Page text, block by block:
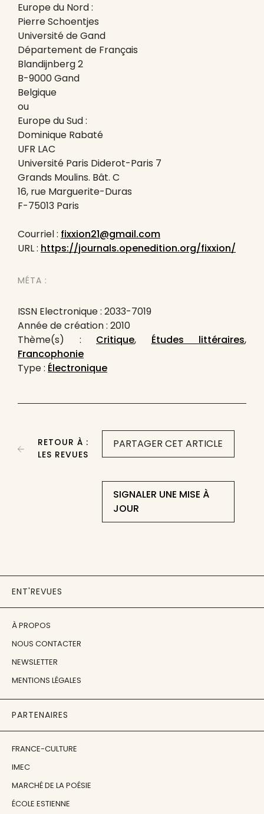
Europe du Nord :
Pierre Schoentjes
Université de Gand
Département de Français
Blandijnberg 2
B-9000 Gand
Belgique
ou
Europe du Sud :
Dominique Rabaté
UFR LAC
Université Paris Diderot-Paris 7
Grands Moulins. Bât. C
16, rue Marguerite-Duras
F-75013 Paris
Courriel : fixxion21@gmail.com
URL : https://journals.openedition.org/fixxion/
MÉTA :
ISSN Electronique : 2033-7019
Année de création : 2010
Thème(s) : Critique, Études littéraires,
Francophonie
Type : Électronique
PARTAGER CET ARTICLE
SIGNALER UNE MISE À
JOUR
RETOUR À :
LES REVUES
ENT'REVUES
À PROPOS
NOUS CONTACTER
NEWSLETTER
MENTIONS LÉGALES
PARTENAIRES
FRANCE-CULTURE
IMEC
MARCHÉ DE LA POÉSIE
ÉCOLE ESTIENNE